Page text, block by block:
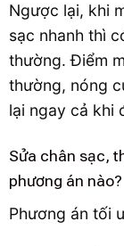
Ngược lại, khi
sạc nhanh thì
thường. Điểm
thường, nóng
lại ngay cả khi
Sửa chân sạc,
phương án nào?
Phương án tối